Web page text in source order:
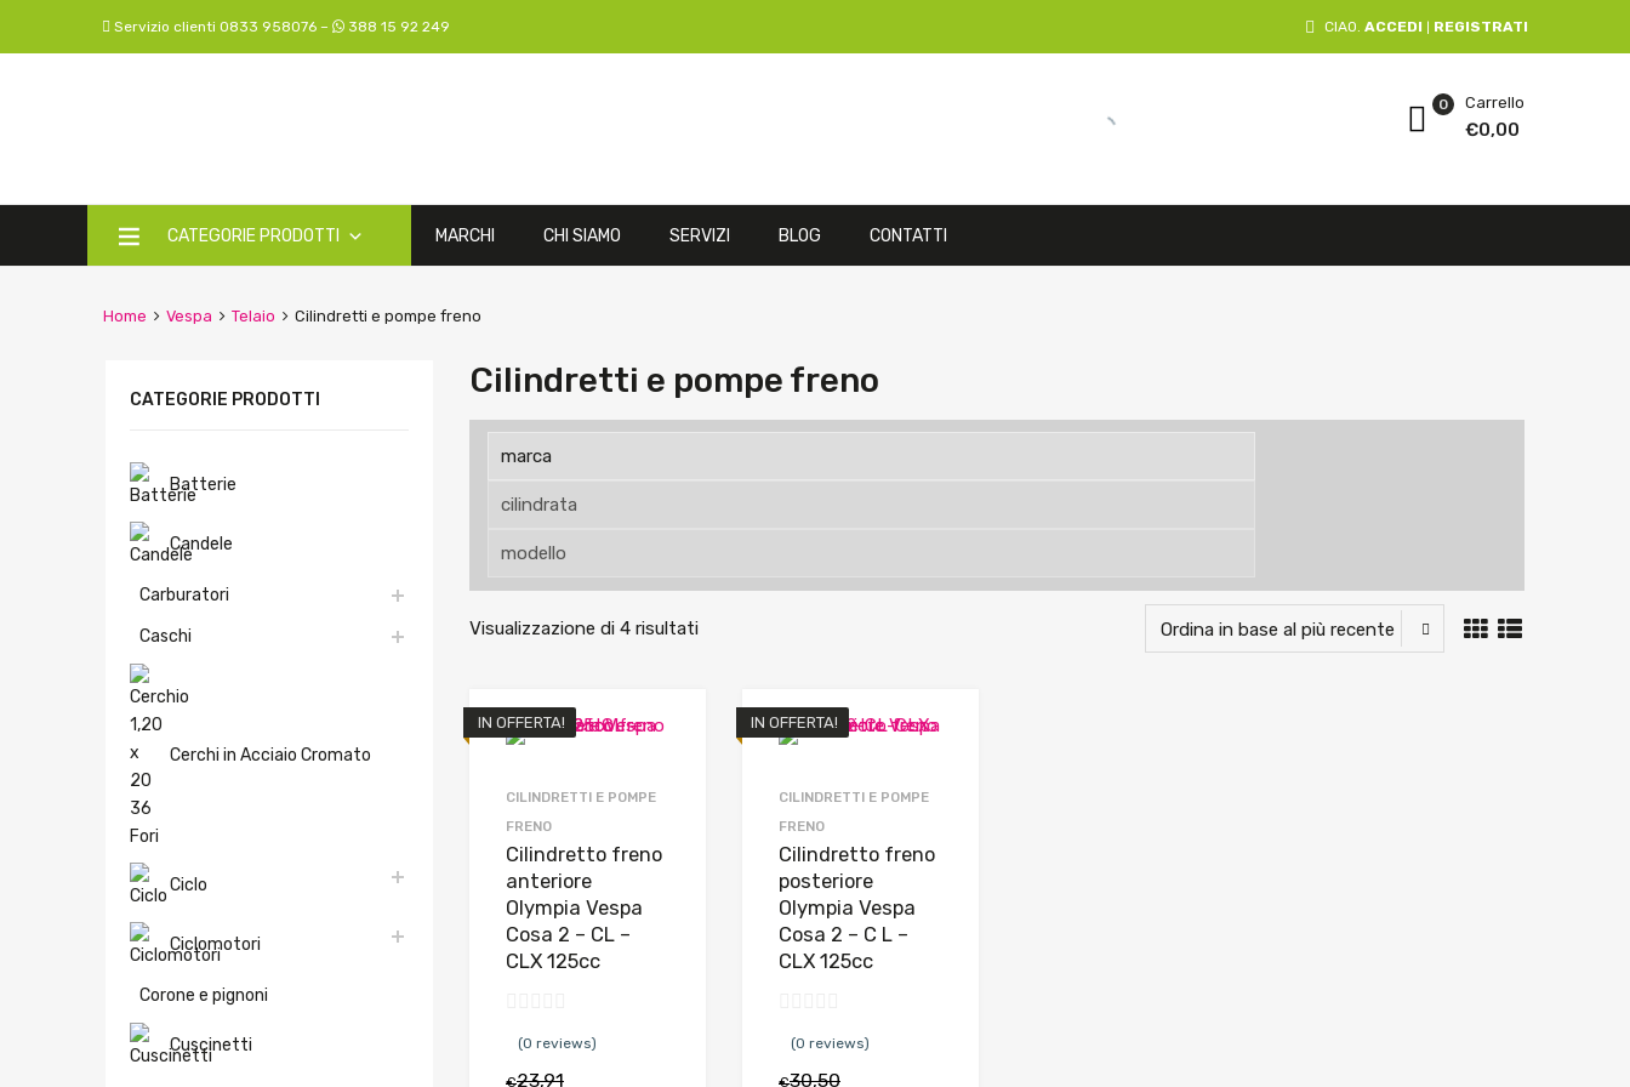
Servizio clienti 0833 958076 – 388 15 92 249 CIAO. ACCEDI REGISTRATI
Carrello
€0,00
0
CATEGORIE PRODOTTI MARCHI CHI SIAMO SERVIZI BLOG CONTATTI
Home Vespa Telaio Cilindretti e pompe freno
Cilindretti e pompe freno
Visualizzazione di 4 risultati
IN OFFERTA!
CILINDRETTI E POMPE
FRENO
Cilindretto freno
anteriore
Olympia Vespa
Cosa 2 – CL –
CLX 125cc
(0 reviews)
€23,91
IN OFFERTA!
CILINDRETTI E POMPE
FRENO
Cilindretto freno
posteriore
Olympia Vespa
Cosa 2 – C L –
CLX 125cc
(0 reviews)
€30,50
CATEGORIE PRODOTTI
Batterie
Candele
Carburatori
Caschi
Cerchi in Acciaio Cromato
Ciclo
Ciclomotori
Corone e pignoni
Cuscinetti